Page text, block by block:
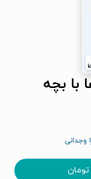
با بچه
وجدانی
تومان